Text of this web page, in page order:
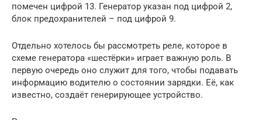
помечен цифрой 13. Генератор указан под цифрой 2,
блок предохранителей – под цифрой 9.
Отдельно хотелось бы рассмотреть реле, которое в
схеме генератора «шестёрки» играет важную роль. В
первую очередь оно служит для того, чтобы подавать
информацию водителю о состоянии зарядки. Её, как
известно, создаёт генерирующее устройство.